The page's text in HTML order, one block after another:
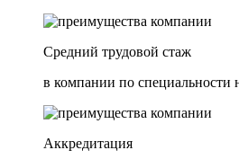
Средний трудовой стаж
в компании по специальности
Аккредитация